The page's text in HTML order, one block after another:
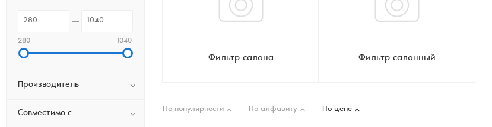
Фильтр салона Фильтр салонный
По популярности По алфавиту По цене
280 1040
Производитель
Совместимо с